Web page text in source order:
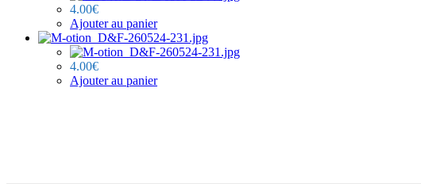
4.00€
Ajouter au panier
4.00€
Ajouter au panier